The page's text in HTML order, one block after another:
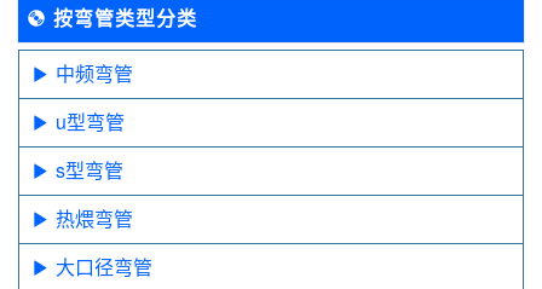
按弯管类型分类
中频弯管
u型弯管
s型弯管
热煨弯管
大口径弯管